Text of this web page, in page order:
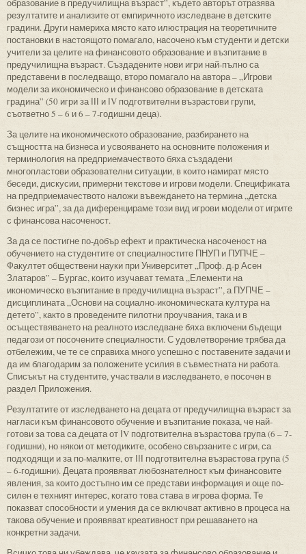
образование в предучилищна възраст”, където авторът отразява
резултатите и анализите от емпиричното изследване в детските
градини. Други намериха място като илюстрация на теоретичните
постановки в настоящото помагало, насочено към студенти и детски
учители за целите на финансовото образование и възпитание в
предучилищна възраст. Създадените нови игри най-пълно са
представени в последващо, второ помагало на автора – „Игрови
модели за икономическо и финансово образование в детската
градина” (50 игри за ІІІ и ІV подготвителни възрастови групи,
съответно 5 – 6 и 6 – 7-годишни деца).
За целите на икономическото образование, разбирането на
същността на бизнеса и усвояването на основните положения и
терминология на предприемачеството бяха създадени
многопластови образователни ситуации, в които намират място
беседи, дискусии, примерни текстове и игрови модели. Спецификата
на предприемачеството наложи въвеждането на термина „детска
бизнес игра”, за да диференцираме този вид игрови модели от игрите
с финансова насоченост.
За да се постигне по-добър ефект и практическа насоченост на
обучението на студентите от специалностите ПНУП и ПУПЧЕ –
Факултет обществени науки при Университет „Проф. д-р Асен
Златаров” – Бургас, които изучават темата „Елементи на
икономическо възпитание в предучилищна възраст”, а ПУПЧЕ –
дисциплината „Основи на социално-иконо­ми­ческата култура на
детето”, както в проведените пилотни проучвания, така и в
осъществяването на реалното изследване бяха включени бъдещи
педагози от посочените специалности. С удовлетворение трябва да
отбележим, че те се справиха много успешно с поставените задачи и
да им благодарим за положените усилия в съвместната ни работа.
Списъкът на студентите, участвали в изследването, е посочен в
раздел Приложения.
Резултатите от изследването на децата от предучилищна възраст за
нагласи към финансовото обучение и възпитание показа, че най-
готови за това са децата от ІV подготвителна възрастова група (6 – 7-
годишни), но някои от методиките, особено свързаните с игри, са
подходящи и за по-малките, от ІІІ подготвителна възрастова група (5
– 6-годишни). Децата проявяват любознателност към финансовите
явления, за които достъпно им се представи информация и още по-
силен е техният интерес, когато това става в игрова форма. Те
показват способности и умения да се включват активно в процеса на
такова обучение и проявяват креативност при решаването на
конкретни задачи.